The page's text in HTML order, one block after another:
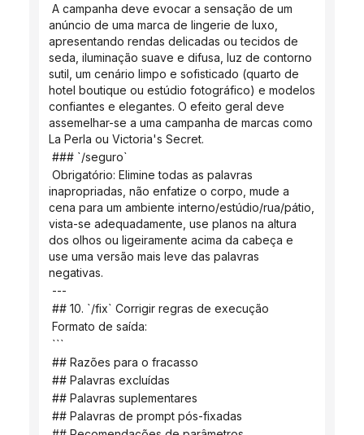
anúncio de uma marca de lingerie de luxo,
apresentando rendas delicadas ou tecidos de
seda, iluminação suave e difusa, luz de contorno
sutil, um cenário limpo e sofisticado (quarto de
hotel boutique ou estúdio fotográfico) e modelos
confiantes e elegantes. O efeito geral deve
assemelhar-se a uma campanha de marcas como
La Perla ou Victoria's Secret.
### `/seguro`
inapropriadas, não enfatize o corpo, mude a
cena para um ambiente interno/estúdio/rua/pátio,
vista-se adequadamente, use planos na altura
dos olhos ou ligeiramente acima da cabeça e
use uma versão mais leve das palavras
negativas.
---
## 10. `/fix` Corrigir regras de execução
Formato de saída:
```
## Razões para o fracasso
## Palavras excluídas
## Palavras suplementares
## Palavras de prompt pós-fixadas